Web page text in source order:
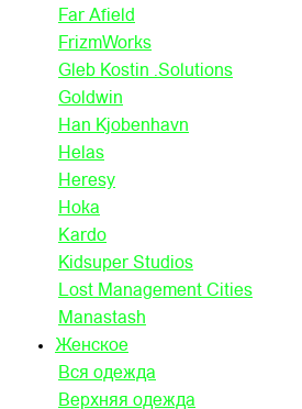
Far Afield
FrizmWorks
Gleb Kostin .Solutions
Goldwin
Han Kjobenhavn
Helas
Heresy
Hoka
Kardo
Kidsuper Studios
Lost Management Cities
Manastash
Женское
Вся одежда
Верхняя одежда